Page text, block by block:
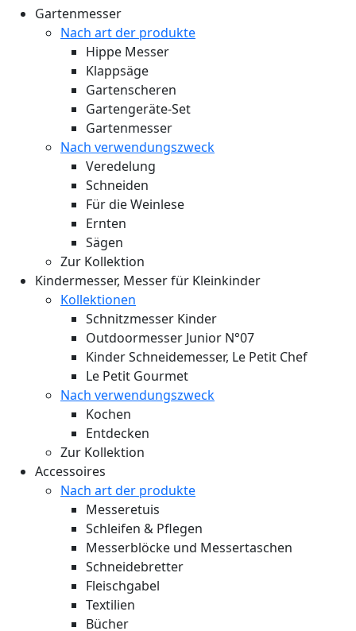
Gartenmesser
Nach art der produkte
Hippe Messer
Klappsäge
Gartenscheren
Gartengeräte-Set
Gartenmesser
Nach verwendungszweck
Veredelung
Schneiden
Für die Weinlese
Ernten
Sägen
Zur Kollektion
Kindermesser, Messer für Kleinkinder
Kollektionen
Schnitzmesser Kinder
Outdoormesser Junior N°07
Kinder Schneidemesser, Le Petit Chef
Le Petit Gourmet
Nach verwendungszweck
Kochen
Entdecken
Zur Kollektion
Accessoires
Nach art der produkte
Messeretuis
Schleifen & Pflegen
Messerblöcke und Messertaschen
Schneidebretter
Fleischgabel
Textilien
Bücher